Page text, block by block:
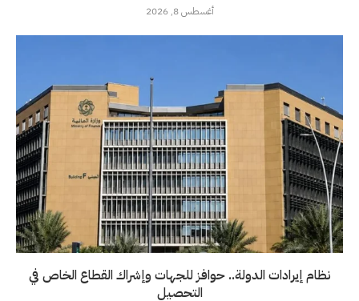
أغسطس 8, 2026
نظام إيرادات الدولة.. حوافز للجهات وإشراك القطاع الخاص في
التحصيل